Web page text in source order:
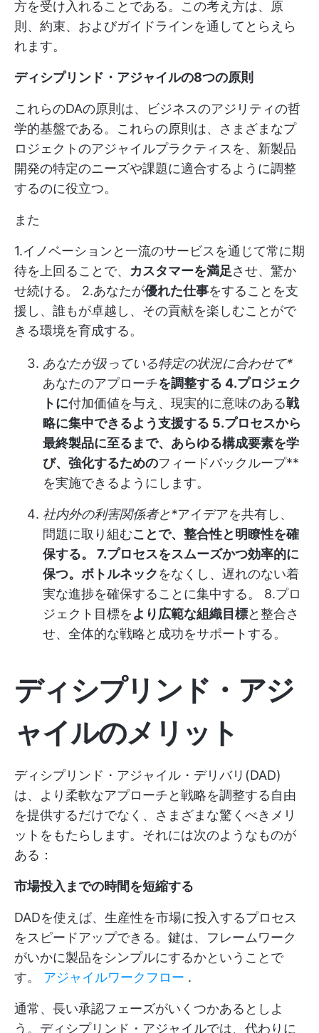
方を受け入れることである。この考え方は、原
則、約束、およびガイドラインを通してとらえら
れます。
ディシプリンド・アジャイルの8つの原則
これらのDAの原則は、ビジネスのアジリティの哲
学的基盤である。これらの原則は、さまざまなプ
ロジェクトのアジャイルプラクティスを、新製品
開発の特定のニーズや課題に適合するように調整
するのに役立つ。
また
1.イノベーションと一流のサービスを通じて常に期
待を上回ることで、 カスタマーを満足させ、驚か
せ続ける。 2.あなたが優れた仕事をすることを支
援し、誰もが卓越し、その貢献を楽しむことがで
きる環境を育成する。
あなたが扱っている特定の状況に合わせて*
あなたのアプローチを調整する 4.プロジェク
トに付加価値を与え、現実的に意味のある戦
略に集中できるよう支援する 5.プロセスから
最終製品に至るまで、あらゆる構成要素を学
び、強化するためのフィードバックループ**
を実施できるようにします。
社内外の利害関係者と*アイデアを共有し、
問題に取り組むことで、整合性と明瞭性を確
保する。 7.プロセスをスムーズかつ効率的に
保つ。ボトルネックをなくし、遅れのない着
実な進捗を確保することに集中する。 8.プロ
ジェクト目標をより広範な組織目標と整合さ
せ、全体的な戦略と成功をサポートする。
ディシプリンド・アジ
ャイルのメリット
ディシプリンド・アジャイル・デリバリ(DAD)
は、より柔軟なアプローチと戦略を調整する自由
を提供するだけでなく、さまざまな驚くべきメリ
ットをもたらします。それには次のようなものが
ある：
市場投入までの時間を短縮する
DADを使えば、生産性を市場に投入するプロセス
をスピードアップできる。鍵は、フレームワーク
がいかに製品をシンプルにするかということで
す。 アジャイルワークフロー .
通常、長い承認フェーズがいくつかあるとしよ
う。ディシプリンド・アジャイルでは、代わりに